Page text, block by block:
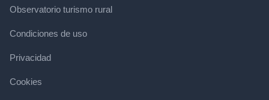
Observatorio turismo rural
Condiciones de uso
Privacidad
Cookies